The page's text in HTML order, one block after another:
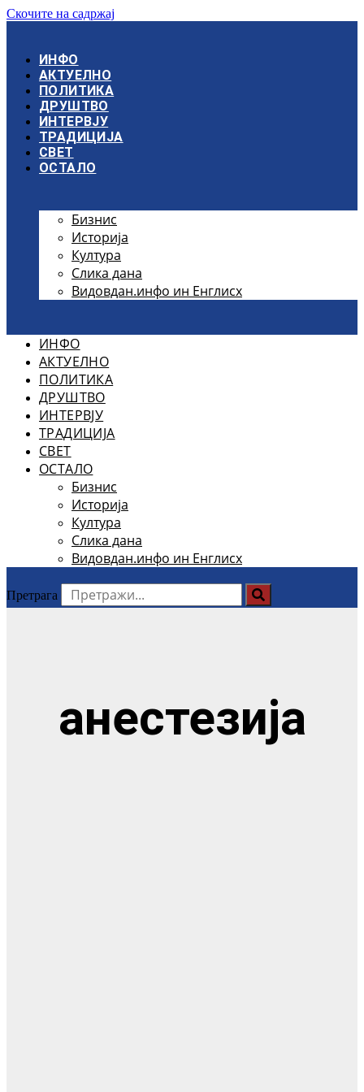
Скочите на садржај
ИНФО
АКТУЕЛНО
ПОЛИТИКА
ДРУШТВО
ИНТЕРВЈУ
ТРАДИЦИЈА
СВЕТ
ОСТАЛО
Бизнис
Историја
Култура
Слика дана
Видовдан.инфо ин Енглисх
ИНФО
АКТУЕЛНО
ПОЛИТИКА
ДРУШТВО
ИНТЕРВЈУ
ТРАДИЦИЈА
СВЕТ
ОСТАЛО
Бизнис
Историја
Култура
Слика дана
Видовдан.инфо ин Енглисх
Претрага
анестезија